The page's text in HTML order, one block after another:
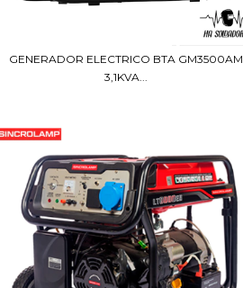
GENERADOR ELECTRICO BTA GM3500AM
3,1KVA...